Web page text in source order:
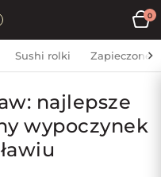
0
Sushi rolki Zapieczone
najlepsze
wypoczynek